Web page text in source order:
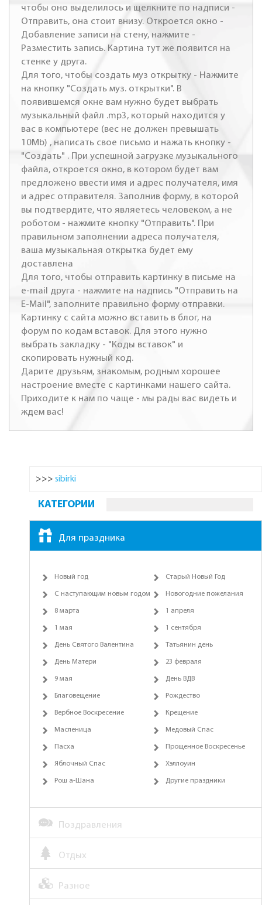
чтобы оно выделилось и щелкните по надписи -
Отправить, она стоит внизу. Откроется окно -
Добавление записи на стену, нажмите -
Разместить запись. Картина тут же появится на
стенке у друга.
Для того, чтобы создать муз открытку - Нажмите
на кнопку "Создать муз. открытки". В
появившемся окне вам нужно будет выбрать
музыкальный файл .mp3, который находится у
вас в компьютере (вес не должен превышать
10Mb) , написать свое письмо и нажать кнопку -
"Создать" . При успешной загрузке музыкального
файла, откроется окно, в котором будет вам
предложено ввести имя и адрес получателя, имя
и адрес отправителя. Заполнив форму, в которой
вы подтвердите, что являетесь человеком, а не
роботом - нажмите кнопку "Отправить". При
правильном заполнении адреса получателя,
ваша музыкальная открытка будет ему
доставлена
Для того, чтобы отправить картинку в письме на
e-mail друга - нажмите на надпись "Отправить на
E-Mail", заполните правильно форму отправки.
Картинку с сайта можно вставить в блог, на
форум по кодам вставок. Для этого нужно
выбрать закладку - "Коды вставок" и
скопировать нужный код.
Дарите друзьям, знакомым, родным хорошее
настроение вместе с картинками нашего сайта.
Приходите к нам по чаще - мы рады вас видеть и
ждем вас!
>>> sibirki
КАТЕГОРИИ
Для праздника
Новый год Старый Новый Год
С наступающим новым годом Новогодние пожелания
8 марта 1 апреля
1 мая 1 сентября
День Святого Валентина Татьянин день
День Матери 23 февраля
9 мая День ВДВ
Благовещение Рождество
Вербное Воскресение Крещение
Масленица Медовый Спас
Пасха Прощенное Воскресенье
Яблочный Спас Хэллоуин
Рош а-Шана Другие праздники
Поздравления
Отдых
Разное